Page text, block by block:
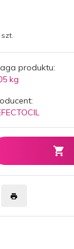
produktu:
kg